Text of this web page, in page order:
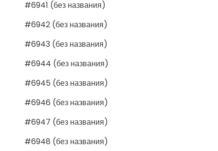
#6941 (без названия)
#6942 (без названия)
#6943 (без названия)
#6944 (без названия)
#6945 (без названия)
#6946 (без названия)
#6947 (без названия)
#6948 (без названия)